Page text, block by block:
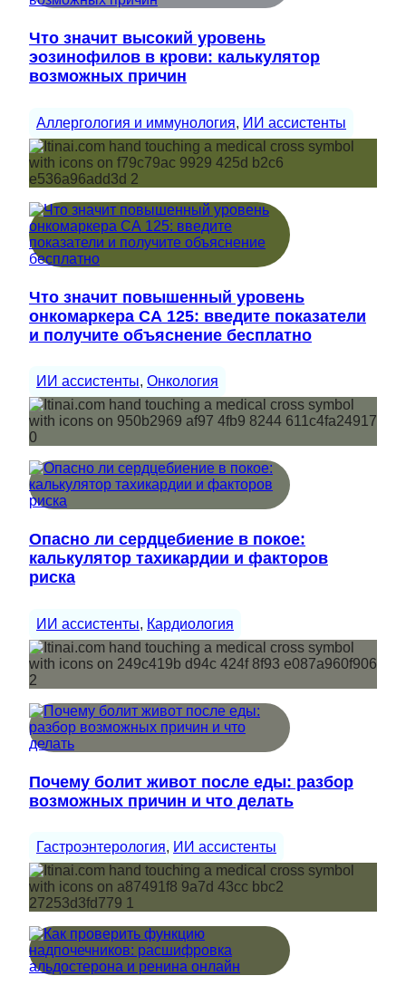
Что значит высокий уровень
эозинофилов в крови: калькулятор
возможных причин
Аллергология и иммунология, ИИ ассистенты
Что значит повышенный уровень
онкомаркера СА 125: введите показатели
и получите объяснение бесплатно
ИИ ассистенты, Онкология
Опасно ли сердцебиение в покое:
калькулятор тахикардии и факторов
риска
ИИ ассистенты, Кардиология
Почему болит живот после еды: разбор
возможных причин и что делать
Гастроэнтерология, ИИ ассистенты